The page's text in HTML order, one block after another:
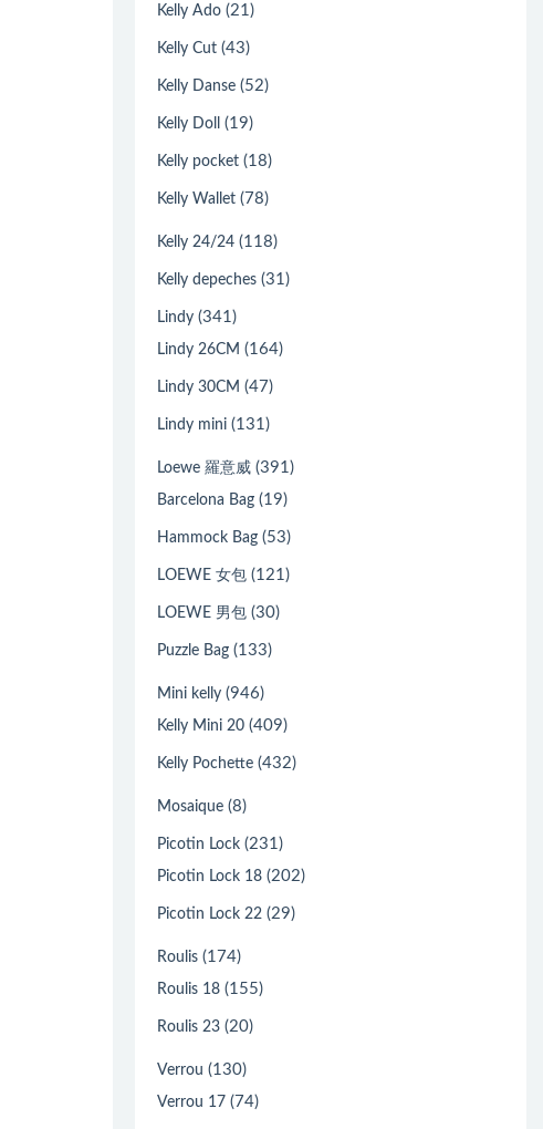
Kelly Ado (21)
Kelly Cut (43)
Kelly Danse (52)
Kelly Doll (19)
Kelly pocket (18)
Kelly Wallet (78)
Kelly 24/24 (118)
Kelly depeches (31)
Lindy (341)
Lindy 26CM (164)
Lindy 30CM (47)
Lindy mini (131)
Loewe 羅意威 (391)
Barcelona Bag (19)
Hammock Bag (53)
LOEWE 女包 (121)
LOEWE 男包 (30)
Puzzle Bag (133)
Mini kelly (946)
Kelly Mini 20 (409)
Kelly Pochette (432)
Mosaique (8)
Picotin Lock (231)
Picotin Lock 18 (202)
Picotin Lock 22 (29)
Roulis (174)
Roulis 18 (155)
Roulis 23 (20)
Verrou (130)
Verrou 17 (74)